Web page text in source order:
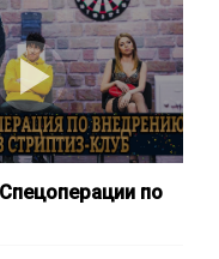
по